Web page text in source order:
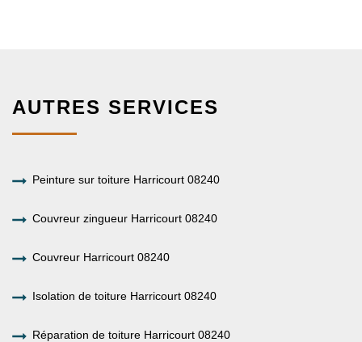
AUTRES SERVICES
Peinture sur toiture Harricourt 08240
Couvreur zingueur Harricourt 08240
Couvreur Harricourt 08240
Isolation de toiture Harricourt 08240
Réparation de toiture Harricourt 08240